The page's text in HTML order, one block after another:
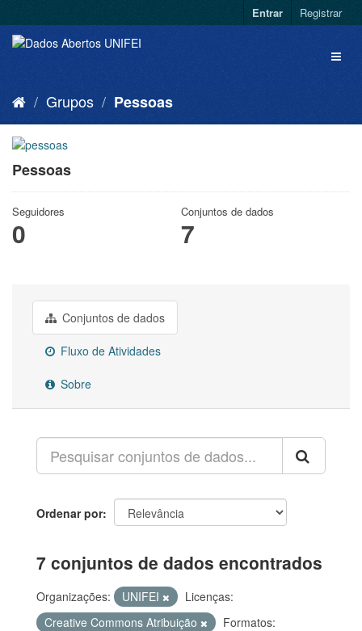
Entrar Registrar
Grupos Pessoas
Pessoas
Seguidores
0
Conjuntos de dados
7
Conjuntos de dados
Fluxo de Atividades
Sobre
Ordenar por
7 conjuntos de dados encontrados
Organizações: UNIFEI
Licenças:
Creative Commons Atribuição
Formatos: